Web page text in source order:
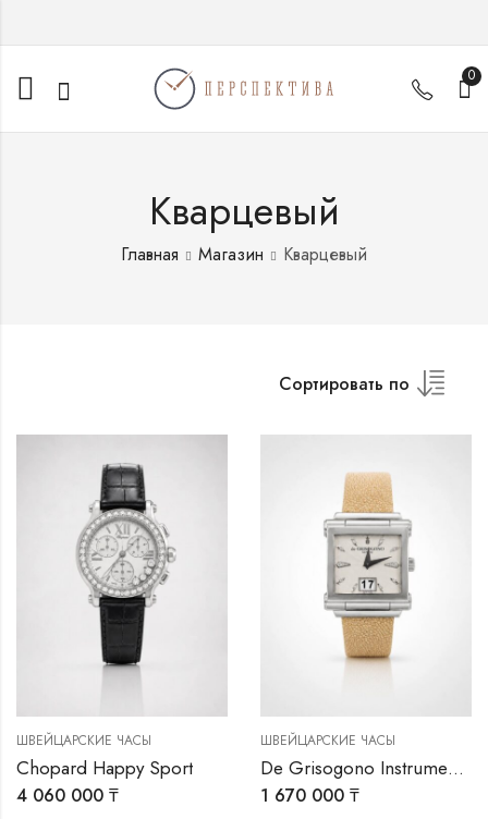
0
Кварцевый
Главная Магазин Кварцевый
Сортировать по
ШВЕЙЦАРСКИЕ ЧАСЫ
Chopard Happy Sport
4 060 000 ₸
ШВЕЙЦАРСКИЕ ЧАСЫ
De Grisogono Instrumento Uno
1 670 000 ₸